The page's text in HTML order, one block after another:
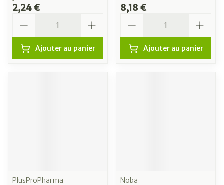
2,24 €
Ajouter au panier
8,18 €
Ajouter au panier
PlusProPharma
Noba